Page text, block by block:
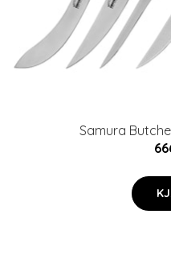
Samura